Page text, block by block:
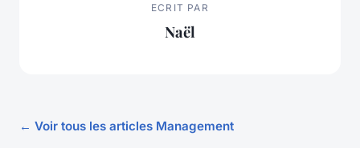
ECRIT PAR
Naël
← Voir tous les articles Management